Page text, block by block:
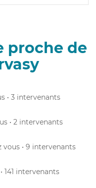
proche de
• 3 intervenants
• 2 intervenants
vous • 9 intervenants
141 intervenants